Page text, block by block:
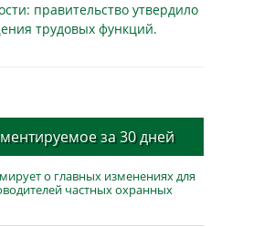
правительство утвердило
трудовых функций.
за 30 дней
о главных изменениях для
частных охранных